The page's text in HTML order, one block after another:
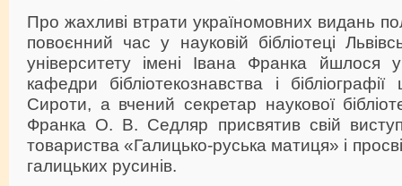
Про жахливі втрати україномовних видань
повоєнний час у науковій бібліотеці
університету імені Івана Франка йшлося
кафедри бібліотекознавства і
Сироти, а вчений секретар наукової
Франка О. В. Седляр присвятив свій виступ
товариства «Галицько-руська матиця» і
галицьких русинів.